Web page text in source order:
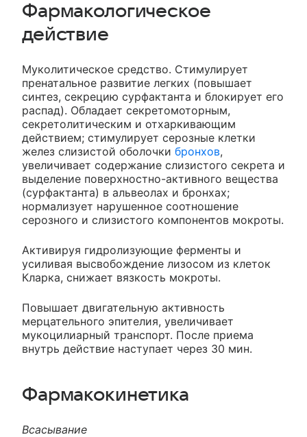
Фармакологическое
действие
Муколитическое средство. Стимулирует
пренатальное развитие легких (повышает
синтез, секрецию сурфактанта и блокирует его
распад). Обладает секретомоторным,
секретолитическим и отхаркивающим
действием; стимулирует серозные клетки
желез слизистой оболочки бронхов,
увеличивает содержание слизистого секрета и
выделение поверхностно-активного вещества
(сурфактанта) в альвеолах и бронхах;
нормализует нарушенное соотношение
серозного и слизистого компонентов мокроты.
Активируя гидролизующие ферменты и
усиливая высвобождение лизосом из клеток
Кларка, снижает вязкость мокроты.
Повышает двигательную активность
мерцательного эпителия, увеличивает
мукоцилиарный транспорт. После приема
внутрь действие наступает через 30 мин.
Фармакокинетика
Всасывание